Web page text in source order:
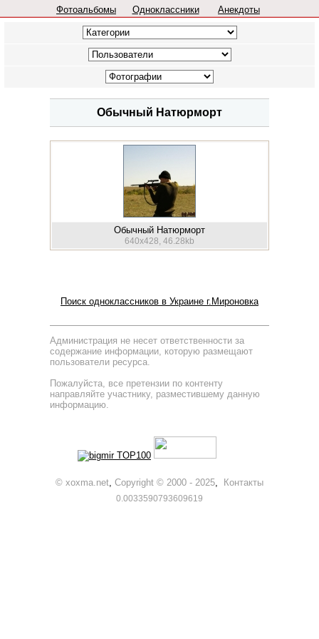
Фотоальбомы Одноклассники Анекдоты
Обычный Натюрморт
Обычный Натюрморт
640x428, 46.28kb
Поиск одноклассников в Украине г.Мироновка
Администрация не несет ответственности за
содержание информации, которую размещают
пользователи ресурса.
Пожалуйста, все претензии по контенту
направляйте участнику, разместившему данную
информацию.
© xoxma.net, Copyright © 2000 - 2025, Контакты
0.0033590793609619